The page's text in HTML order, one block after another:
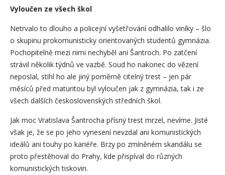
Vyloučen ze všech škol
Netrvalo to dlouho a policejní vyšetřování odhalilo viníky – šlo
o skupinu prokomunisticky orientovaných studentů gymnázia.
Pochopitelně mezi nimi nechyběl ani Šantroch. Po zatčení
strávil několik týdnů ve vazbě. Soud ho nakonec do vězení
neposlal, stihl ho ale jiný poměrně citelný trest – jen pár
měsíců před maturitou byl vyloučen jak z gymnázia, tak i ze
všech dalších československých středních škol.
Jak moc Vratislava Šantrocha přísný trest mrzel, nevíme. Jisté
však je, že se po jeho vynesení nevzdal ani komunistických
ideálů ani touhy po kariéře. Brzy po zmíněném skandálu se
proto přestěhoval do Prahy, kde přispíval do různých
komunistických tiskovin.